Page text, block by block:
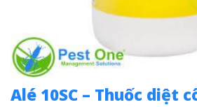
Alé 10SC – Thuốc diệt